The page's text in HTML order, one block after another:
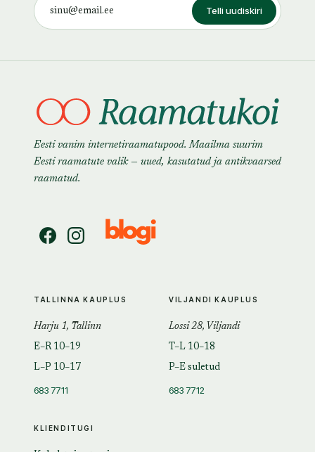
Telli uudiskiri
Eesti vanim internetiraamatupood. Maailma suurim
Eesti raamatute valik — uued, kasutatud ja antikvaarsed
raamatud.
KLIENDITUGI
TALLINNA KAUPLUS
Harju 1, Tallinn
E–R 10–19
L–P 10–17
683 7711
VILJANDI KAUPLUS
Lossi 28, Viljandi
T–L 10–18
P–E suletud
683 7712